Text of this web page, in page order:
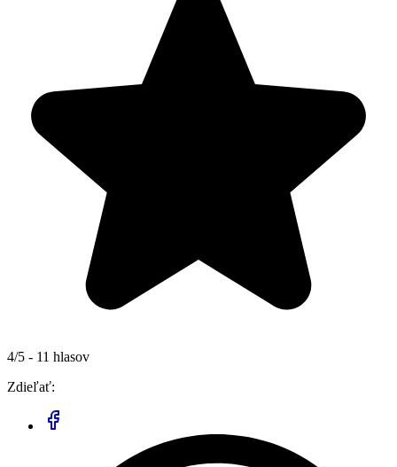
4/5 - 11 hlasov
Zdieľať: